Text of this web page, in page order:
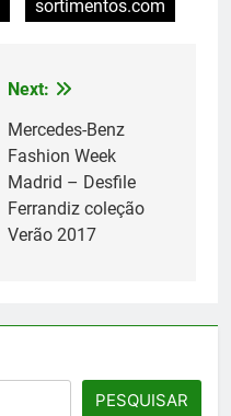
sortimentos.com
Next:
Mercedes-Benz
Fashion Week
Madrid – Desfile
Ferrandiz coleção
Verão 2017
PESQUISAR